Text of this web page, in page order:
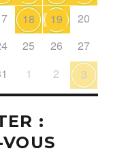
18 19
20
25 26
27
1 2 3
: